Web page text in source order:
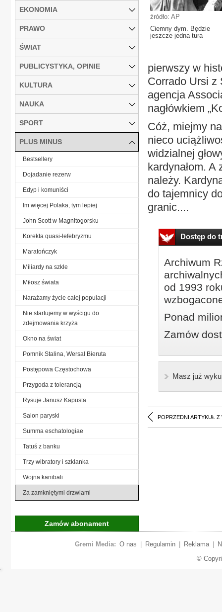
źródło: AP
Ciemny dym. Będzie
jeszcze jedna tura
pierwszy w
Corrado Ursi z
agencja
nagłówkiem
Cóż, miejmy
nieco
widzialnej
kardynałom.
należy.
do tajemnicy
granic....
Dostęp do
Archiwum
od 1993
Ponad
Zamów
Masz już
POPRZEDNI ARTYKUŁ Z
EKONOMIA
PRAWO
ŚWIAT
PUBLICYSTYKA, OPINIE
KULTURA
NAUKA
SPORT
PLUS MINUS
Bestsellery
Dojadanie rezerw
Edyp i komuniści
Im więcej Polaka, tym lepiej
John Scott w Magnitogorsku
Korekta quasi-lefebryzmu
Maratończyk
Miliardy na szkle
Miłosz świata
Narażamy życie całej populacji
Nie startujemy w wyścigu do
zdejmowania krzyża
Okno na świat
Pomnik Stalina, Wersal Bieruta
Postępowa Częstochowa
Przygoda z tolerancją
Rysuje Janusz Kapusta
Salon paryski
Summa eschatologiae
Tatuś z banku
Trzy wibratory i szklanka
Wojna kanibali
Za zamkniętymi drzwiami
Zamów abonament
Gremi Media: O nas Regulamin Reklama
©